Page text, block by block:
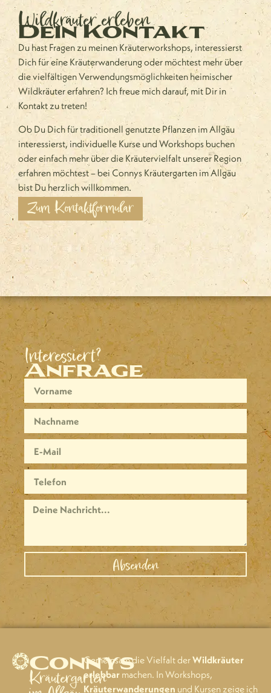
Wildkräuter erleben
Dein Kontakt
Du hast Fragen zu meinen Kräuterworkshops, interessierst
Dich für eine Kräuterwanderung oder möchtest mehr über
die vielfältigen Verwendungsmöglichkeiten heimischer
Wildkräuter erfahren? Ich freue mich darauf, mit Dir in
Kontakt zu treten!
Ob Du Dich für traditionell genutzte Pflanzen im Allgäu
interessierst, individuelle Kurse und Workshops buchen
oder einfach mehr über die Kräutervielfalt unserer Region
erfahren möchtest – bei Connys Kräutergarten im Allgäu
bist Du herzlich willkommen.
Zum Kontaktformular
Interessiert?
Anfrage
Absenden
Connys
Kräutergarten
Gemeinsam die Vielfalt derWildkräuter
erlebbar machen. In Workshops,
Kräuterwanderungen und Kursen zeige ich